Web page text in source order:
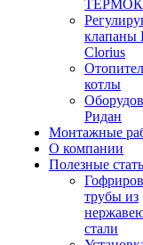
Clorius
котлы
Ридан
Монтажные
О компании
Полезные
трубы из
стали